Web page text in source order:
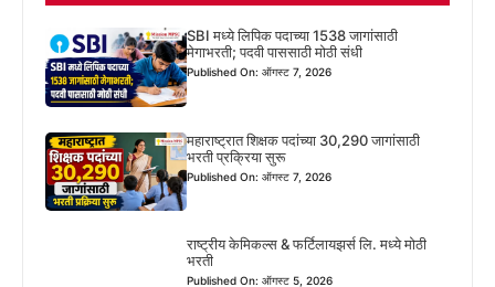
SBI मध्ये लिपिक पदाच्या 1538 जागांसाठी
मेगाभरती; पदवी पाससाठी मोठी संधी
Published On: ऑगस्ट 7, 2026
महाराष्ट्रात शिक्षक पदांच्या 30,290 जागांसाठी
भरती प्रक्रिया सुरू
Published On: ऑगस्ट 7, 2026
राष्ट्रीय केमिकल्स & फर्टिलायझर्स लि. मध्ये मोठी
भरती
Published On: ऑगस्ट 5, 2026